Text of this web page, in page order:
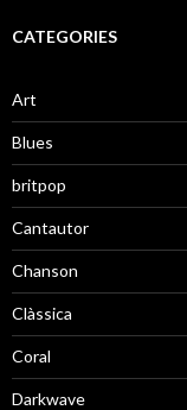
CATEGORIES
Art
Blues
britpop
Cantautor
Chanson
Clàssica
Coral
Darkwave